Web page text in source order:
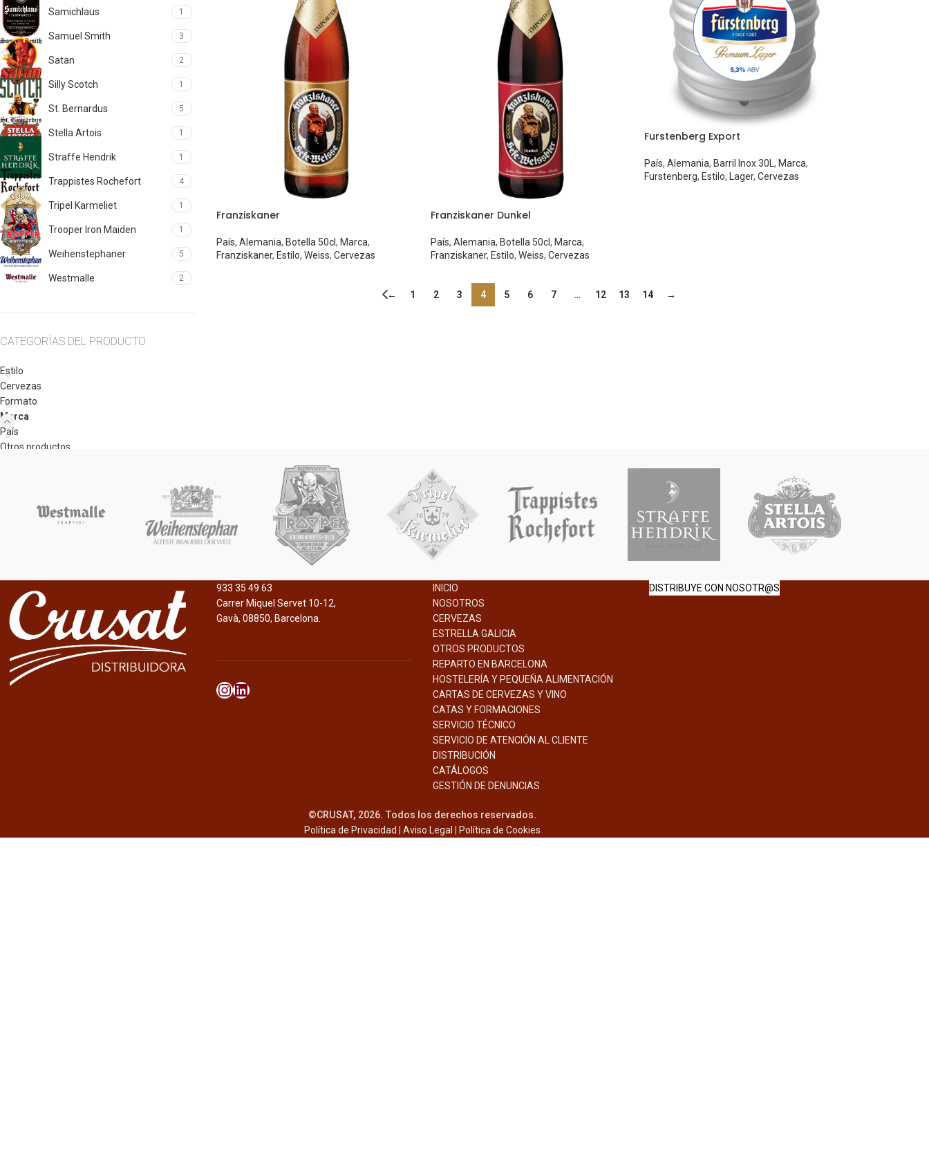
Samichlaus 1
Samuel Smith 3
Satan 2
Silly Scotch 1
St. Bernardus 5
Stella Artois 1
Straffe Hendrik 1
Trappistes Rochefort 4
Tripel Karmeliet 1
Trooper Iron Maiden 1
Weihenstephaner 5
Westmalle 2
CATEGORÍAS DEL PRODUCTO
Estilo
Cervezas
Formato
Marca
País
Otros productos
Franziskaner
País, Alemania, Botella 50cl, Marca,
Franziskaner, Estilo, Weiss, Cervezas
Franziskaner Dunkel
País, Alemania, Botella 50cl, Marca,
Franziskaner, Estilo, Weiss, Cervezas
Furstenberg Export
País, Alemania, Barril Inox 30L, Marca,
Furstenberg, Estilo, Lager, Cervezas
← 1 2 3 4 5 6 7 … 12 13 14 →
933 35 49 63
Carrer Miquel Servet 10-12,
Gavà, 08850, Barcelona.
INICIO
NOSOTROS
CERVEZAS
ESTRELLA GALICIA
OTROS PRODUCTOS
REPARTO EN BARCELONA
HOSTELERÍA Y PEQUEÑA ALIMENTACIÓN
CARTAS DE CERVEZAS Y VINO
CATAS Y FORMACIONES
SERVICIO TÉCNICO
SERVICIO DE ATENCIÓN AL CLIENTE
DISTRIBUCIÓN
CATÁLOGOS
GESTIÓN DE DENUNCIAS
DISTRIBUYE CON NOSOTR@S
©CRUSAT, 2026. Todos los derechos reservados.
Política de Privacidad
Aviso Legal Política de Cookies